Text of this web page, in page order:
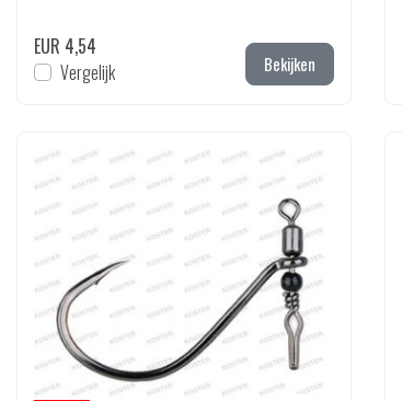
EUR 4,54
Vergelijk
Bekijken